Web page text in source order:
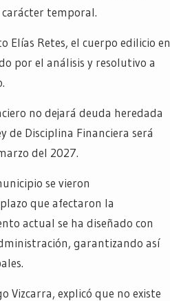
temporal.
Elías Retes, el cuerpo edilicio en
por el análisis y resolutivo a
no dejará deuda heredada
de Disciplina Financiera será
del 2027.
se vieron
que afectaron la
actual se ha diseñado con
garantizando así
Vizcarra, explicó que no existe